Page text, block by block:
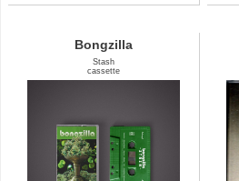
Bongzilla
Stash
cassette